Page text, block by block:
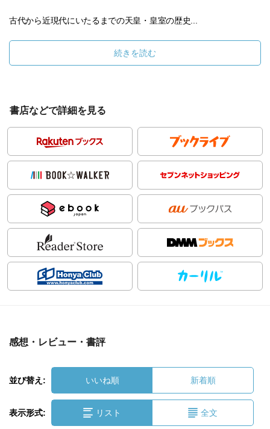
古代から近現代にいたるまでの天皇・皇室の歴史...
続きを読む
書店などで詳細を見る
感想・レビュー・書評
並び替え: いいね順 新着順
表示形式: リスト 全文